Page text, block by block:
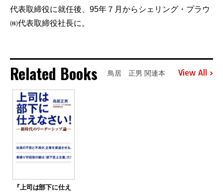
代表取締役に就任後、95年７月からシェリング・プラウ
㈱代表取締役社長に。
Related Books 鳥居 正男 関連本 View All
『上司は部下に仕え